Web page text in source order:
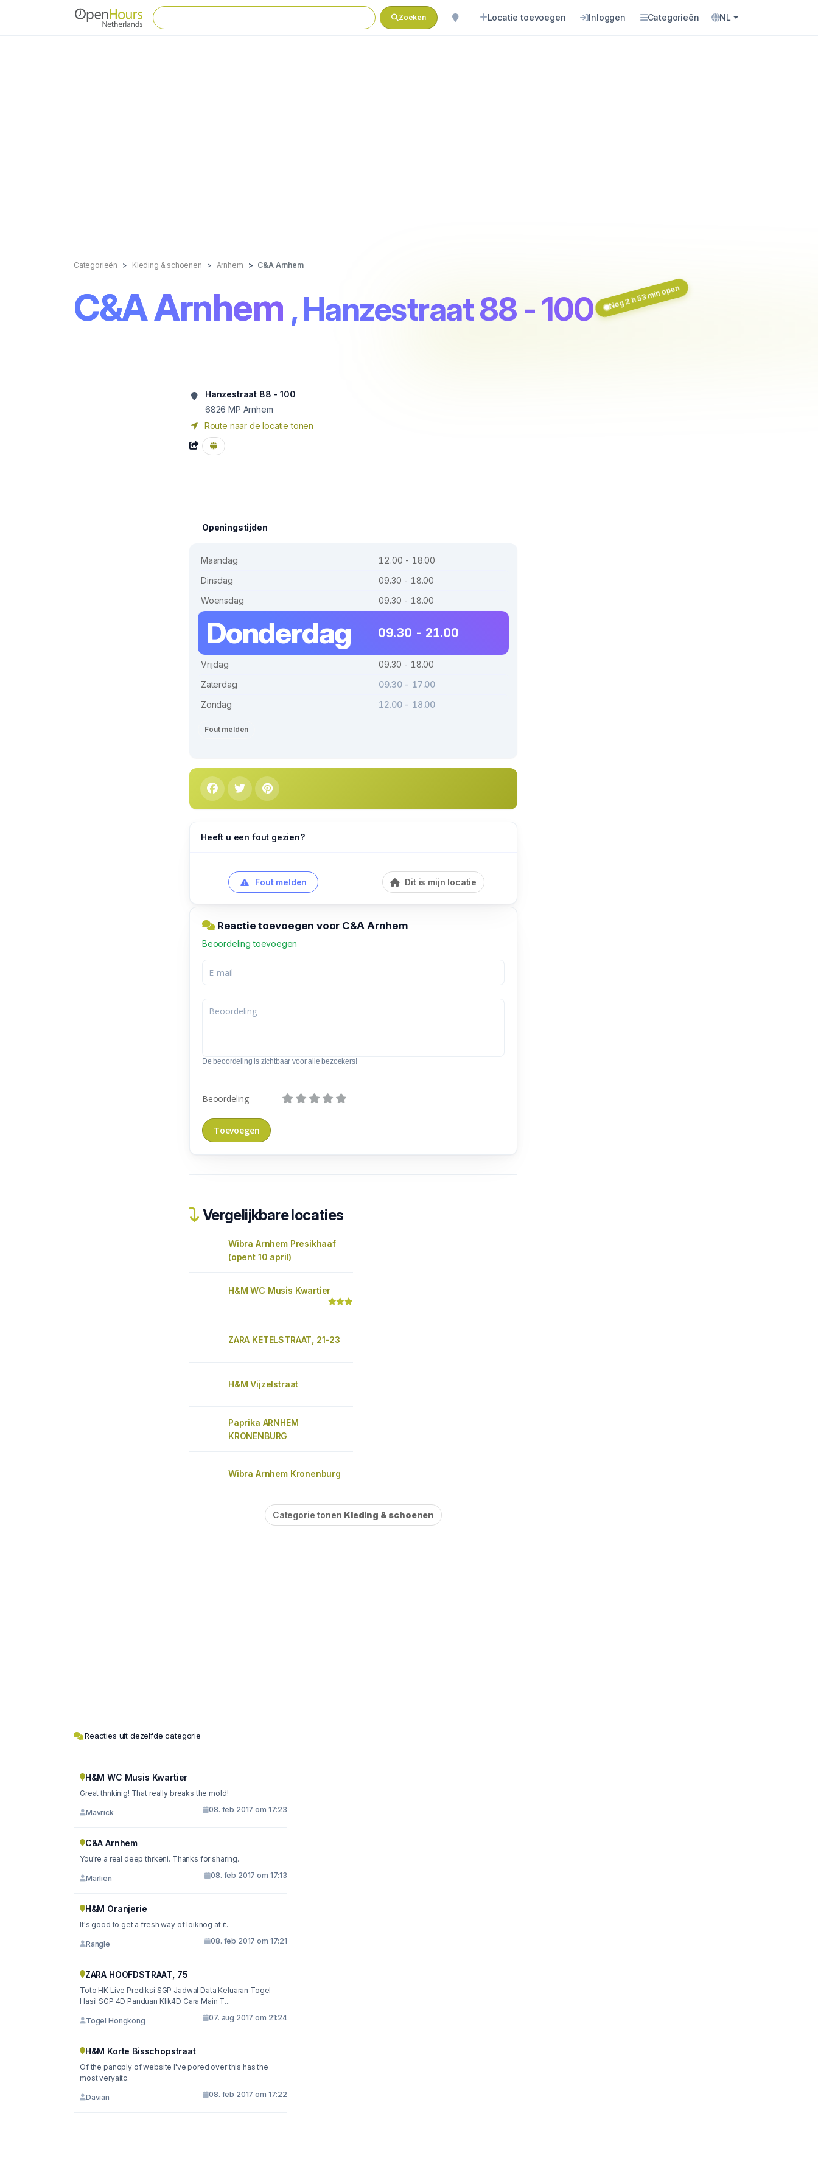
Zoeken Locatie toevoegen Inloggen Categorieën NL
Categorieën Kleding & schoenen Arnhem C&A Arnhem
C&A Arnhem , Hanzestraat 88 - 100 Nog 2 h 53 min open
Hanzestraat 88 - 100
6826 MP Arnhem
Route naar de locatie tonen
Openingstijden
Maandag
12.00 - 18.00
Dinsdag
09.30 - 18.00
Woensdag
09.30 - 18.00
Donderdag 09.30 - 21.00
Vrijdag
09.30 - 18.00
Zaterdag
09.30 - 17.00
Zondag
12.00 - 18.00
Fout melden
Heeft u een fout gezien?
Fout melden Dit is mijn locatie
Reactie toevoegen voor C&A Arnhem
Beoordeling toevoegen
De beoordeling is zichtbaar voor alle bezoekers!
Beoordeling
Vergelijkbare locaties
Wibra Arnhem Presikhaaf
(opent 10 april)
H&M WC Musis Kwartier
ZARA KETELSTRAAT, 21-23
H&M Vijzelstraat
Paprika ARNHEM
KRONENBURG
Wibra Arnhem Kronenburg
Categorie tonen Kleding & schoenen
Reacties uit dezelfde categorie
H&M WC Musis Kwartier
Great thnkinig! That really breaks the mold!
Mavrick 08. feb 2017 om 17:23
C&A Arnhem
You're a real deep thrkeni. Thanks for sharing.
Marlien 08. feb 2017 om 17:13
H&M Oranjerie
It's good to get a fresh way of loiknog at it.
Rangle 08. feb 2017 om 17:21
ZARA HOOFDSTRAAT, 75
Toto HK Live Prediksi SGP Jadwal Data Keluaran Togel
Hasil SGP 4D Panduan Klik4D Cara Main T...
Togel Hongkong 07. aug 2017 om 21:24
H&M Korte Bisschopstraat
Of the panoply of website I've pored over this has the
most veryaitc.
Davian 08. feb 2017 om 17:22